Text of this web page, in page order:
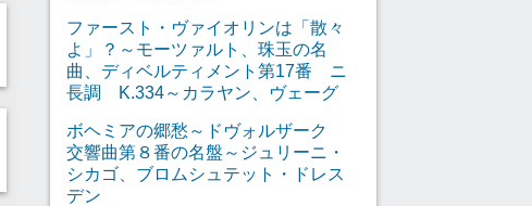
ファースト・ヴァイオリンは「散々
よ」？～モーツァルト、珠玉の名
曲、ディベルティメント第17番 ニ
長調 K.334～カラヤン、ヴェーグ
ボヘミアの郷愁～ドヴォルザーク
交響曲第８番の名盤～ジュリーニ・
シカゴ、ブロムシュテット・ドレス
デン